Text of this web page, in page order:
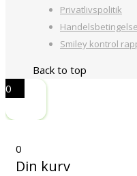
Privatlivspolitik
Smiley kontrol
Back to top
0
0
Din kurv